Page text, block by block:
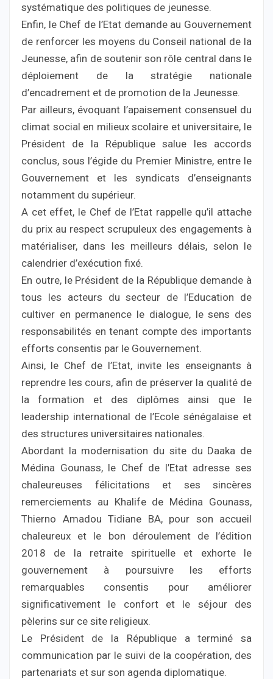
systématique des politiques de jeunesse.
Enfin, le Chef de l’Etat demande au Gouvernement
de renforcer les moyens du Conseil national de la
Jeunesse, afin de soutenir son rôle central dans le
déploiement de la stratégie nationale
d’encadrement et de promotion de la Jeunesse.
Par ailleurs, évoquant l’apaisement consensuel du
climat social en milieux scolaire et universitaire, le
Président de la République salue les accords
conclus, sous l’égide du Premier Ministre, entre le
Gouvernement et les syndicats d’enseignants
notamment du supérieur.
A cet effet, le Chef de l’Etat rappelle qu’il attache
du prix au respect scrupuleux des engagements à
matérialiser, dans les meilleurs délais, selon le
calendrier d’exécution fixé.
En outre, le Président de la République demande à
tous les acteurs du secteur de l’Education de
cultiver en permanence le dialogue, le sens des
responsabilités en tenant compte des importants
efforts consentis par le Gouvernement.
Ainsi, le Chef de l’Etat, invite les enseignants à
reprendre les cours, afin de préserver la qualité de
la formation et des diplômes ainsi que le
leadership international de l’Ecole sénégalaise et
des structures universitaires nationales.
Abordant la modernisation du site du Daaka de
Médina Gounass, le Chef de l’Etat adresse ses
chaleureuses félicitations et ses sincères
remerciements au Khalife de Médina Gounass,
Thierno Amadou Tidiane BA, pour son accueil
chaleureux et le bon déroulement de l’édition
2018 de la retraite spirituelle et exhorte le
gouvernement à poursuivre les efforts
remarquables consentis pour améliorer
significativement le confort et le séjour des
pèlerins sur ce site religieux.
Le Président de la République a terminé sa
communication par le suivi de la coopération, des
partenariats et sur son agenda diplomatique.